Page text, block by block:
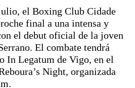
el Boxing Club Cidade
final a una intensa y
el debut oficial de la joven
El combate tendrá
In Legatum de Vigo, en el
Night, organizada